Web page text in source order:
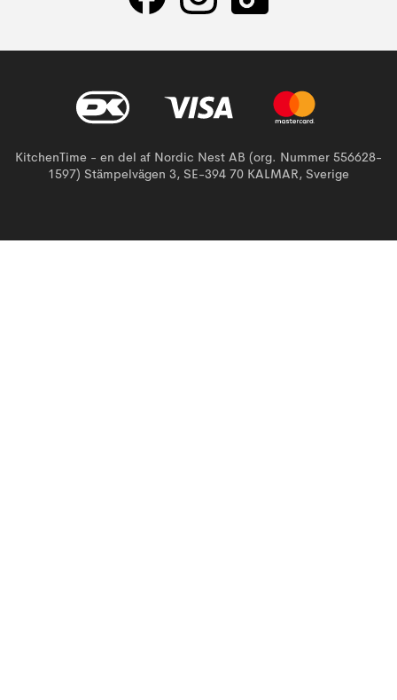
KitchenTime - en del af Nordic Nest AB (org. Nummer 556628-
1597) Stämpelvägen 3, SE-394 70 KALMAR, Sverige